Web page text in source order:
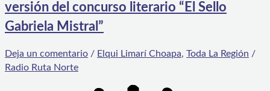
versión del concurso literario “El Sello
Gabriela Mistral”
Deja un comentario / Elqui Limarí Choapa, Toda La Región /
Radio Ruta Norte